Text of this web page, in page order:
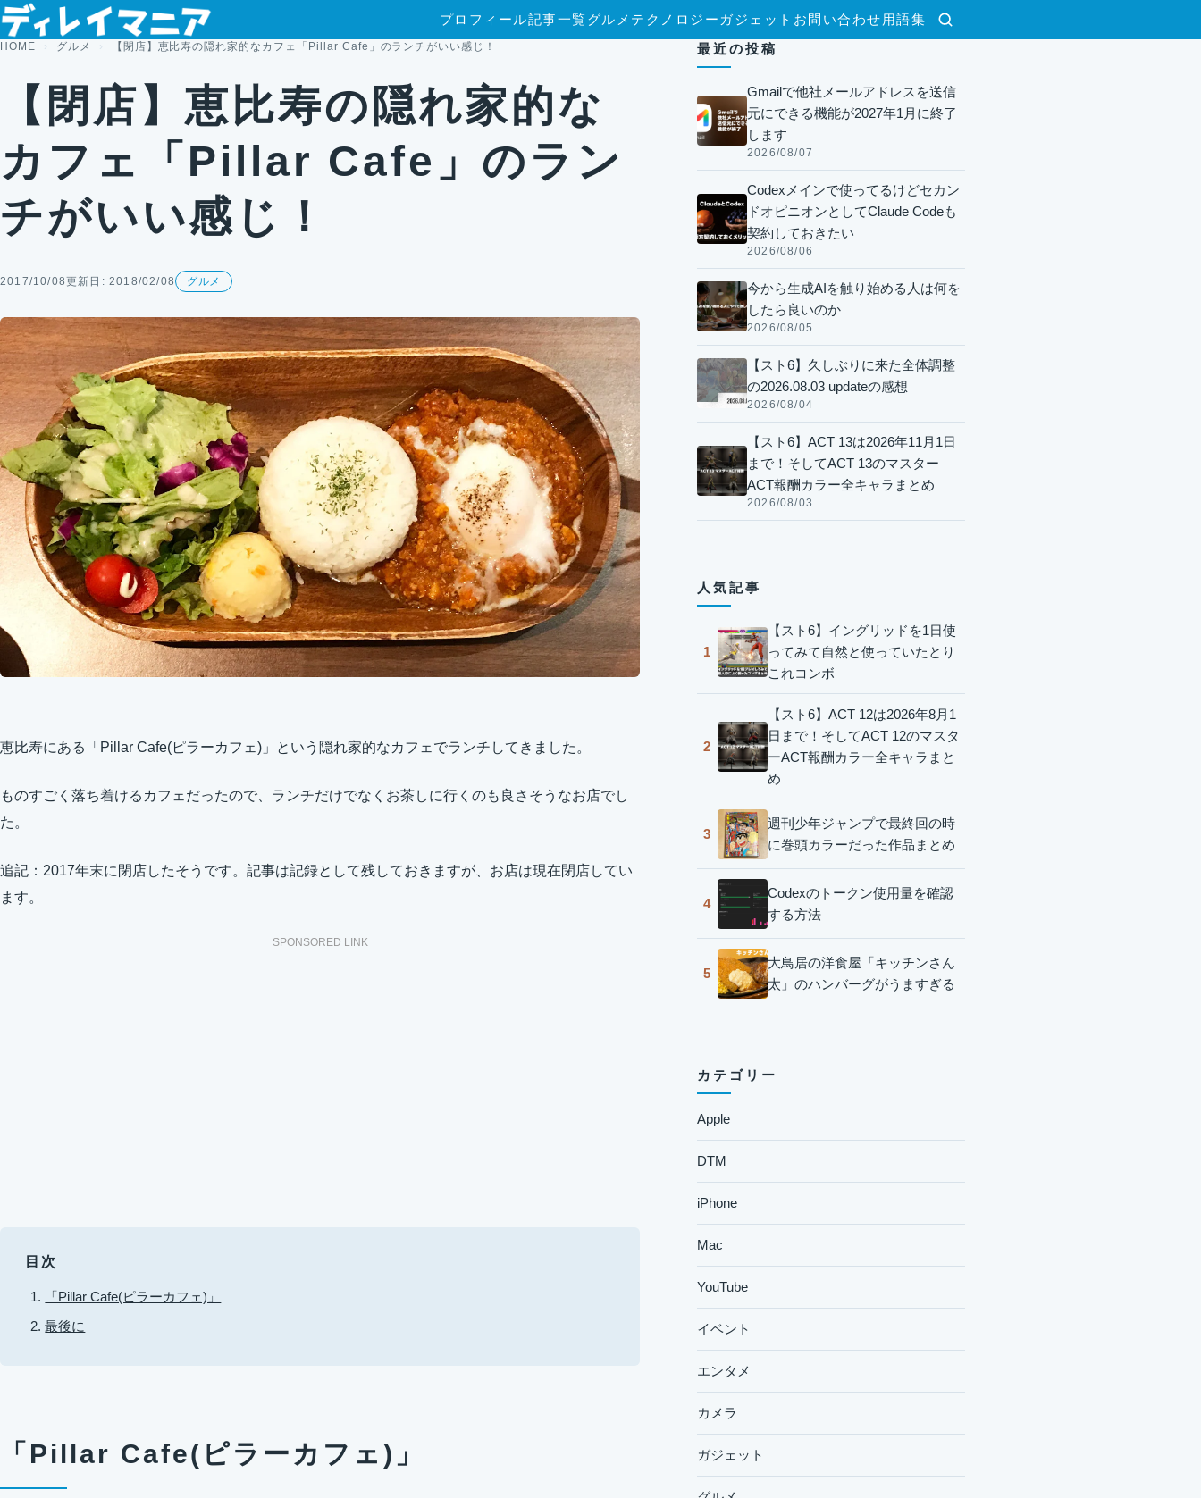
コンテンツへスキップ
検索
プロフィール記事一覧グルメ テクノロジー ガジェット お問い合わせ 用語集
HOME グルメ 【閉店】恵比寿の隠れ家的なカフェ「Pillar Cafe」のランチがいい感じ！
【閉店】恵比寿の隠れ家的な
カフェ「Pillar Cafe」のラン
チがいい感じ！
2017/10/08更新日: 2018/02/08 グルメ
恵比寿にある「Pillar Cafe(ピラーカフェ)」という隠れ家的なカフェでランチしてきました。
ものすごく落ち着けるカフェだったので、ランチだけでなくお茶しに行くのも良さそうなお店でし
た。
追記：2017年末に閉店したそうです。記事は記録として残しておきますが、お店は現在閉店してい
ます。
SPONSORED LINK
目次
「Pillar Cafe(ピラーカフェ)」
最後に
「Pillar Cafe(ピラーカフェ)」
最近の投稿
Gmailで他社メールアドレスを送信
元にできる機能が2027年1月に終了
します
2026/08/07
Codexメインで使ってるけどセカン
ドオピニオンとしてClaude Codeも
契約しておきたい
2026/08/06
今から生成AIを触り始める人は何を
したら良いのか
2026/08/05
【スト6】久しぶりに来た全体調整
の2026.08.03 updateの感想
2026/08/04
【スト6】ACT 13は2026年11月1日
まで！そしてACT 13のマスター
ACT報酬カラー全キャラまとめ
2026/08/03
人気記事
1
【スト6】イングリッドを1日使
ってみて自然と使っていたとり
これコンボ
2
【スト6】ACT 12は2026年8月1
日まで！そしてACT 12のマスタ
ーACT報酬カラー全キャラまと
め
3
週刊少年ジャンプで最終回の時
に巻頭カラーだった作品まとめ
4
Codexのトークン使用量を確認
する方法
5
大鳥居の洋食屋「キッチンさん
太」のハンバーグがうますぎる
カテゴリー
Apple
DTM
iPhone
Mac
YouTube
イベント
エンタメ
カメラ
ガジェット